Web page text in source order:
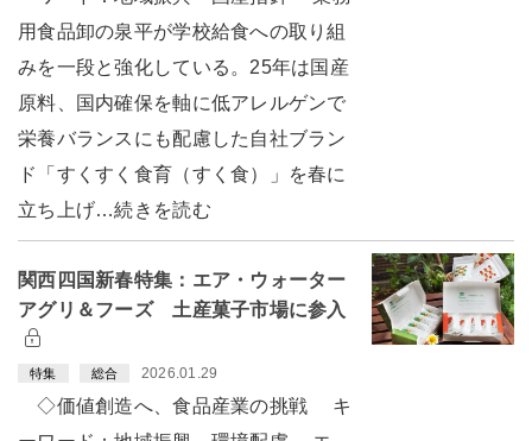
用食品卸の泉平が学校給食への取り組
みを一段と強化している。25年は国産
原料、国内確保を軸に低アレルゲンで
栄養バランスにも配慮した自社ブラン
ド「すくすく食育（すく食）」を春に
立ち上げ…続きを読む
関西四国新春特集：エア・ウォーター
アグリ＆フーズ 土産菓子市場に参入
特集 総合 2026.01.29
◇価値創造へ、食品産業の挑戦 キ